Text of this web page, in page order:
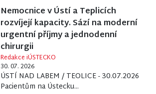
Nemocnice v Ústí a Teplicích
rozvíjejí kapacity. Sází na moderní
urgentní příjmy a jednodenní
chirurgii
Redakce iÚSTECKO
30. 07. 2026
ÚSTÍ NAD LABEM / TEOLICE - 30.07.2026
Pacientům na Ústecku...